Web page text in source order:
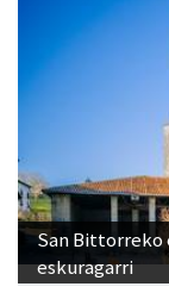
San Bittorreko
eskuragarri